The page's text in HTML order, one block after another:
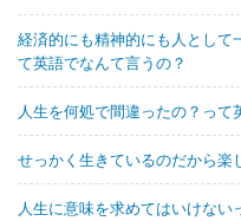
経済的にも精神的にも人として
て英語でなんて言うの？
人生を何処で間違ったの？って
せっかく生きているのだから楽
人生に意味を求めてはいけない